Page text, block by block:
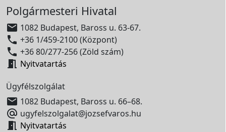
Polgármesteri Hivatal
 1082 Budapest, Baross u. 63-67.
 +36 1/459-2100 (Központ)
 +36 80/277-256 (Zöld szám)
 Nyitvatartás
Ügyfélszolgálat
 1082 Budapest, Baross u. 66–68.
 ugyfelszolgalat@jozsefvaros.hu
 Nyitvatartás